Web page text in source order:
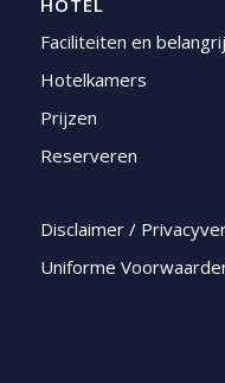
HOTEL
Faciliteiten en
Hotelkamers
Prijzen
Reserveren
Disclaimer /
Uniforme